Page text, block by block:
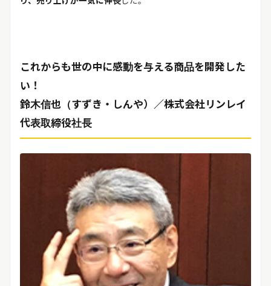
これからも世の中に感動を与える商品を開発した
い！
鈴木信也（すずき・しんや）／株式会社リンレイ
代表取締役社長